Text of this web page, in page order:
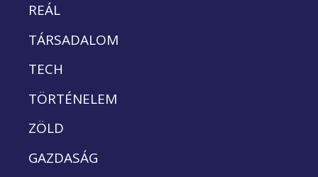
REÁL
TÁRSADALOM
TECH
TÖRTÉNELEM
ZÖLD
GAZDASÁG